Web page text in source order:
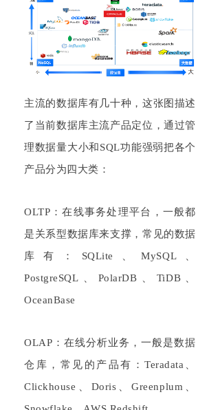
主流的数据库有几十种，这张图描述
了当前数据库主流产品定位，通过管
理数据量大小和SQL功能强弱把各个
产品分为四大类：
OLTP ：在线事务处理平台，一般都
是关系型数据库来支撑，常见的数据
库有： SQLite、MySQL、
PostgreSQL 、 PolarDB、 TiDB 、
OceanBase
OLAP ：在线分析业务，一般是数据
仓库，常见的产品有：Teradata 、
Clickhouse 、 Doris、Greenplum 、